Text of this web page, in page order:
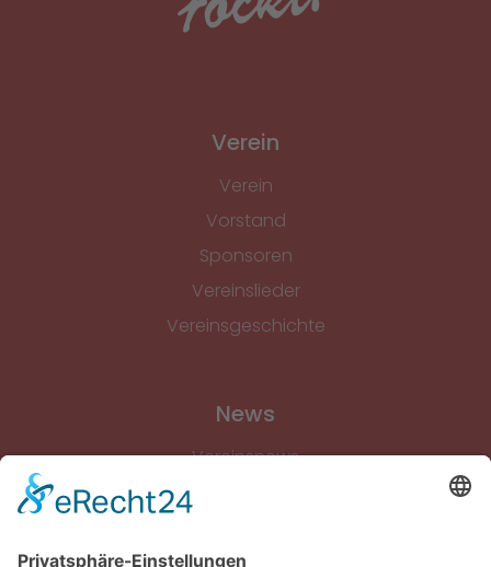
Verein
Verein
Vorstand
Sponsoren
Vereinslieder
Vereinsgeschichte
News
Vereinsnews